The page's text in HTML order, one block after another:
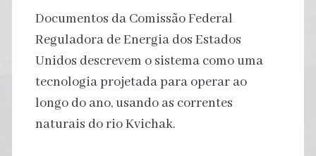
Documentos da Comissão Federal
Reguladora de Energia dos Estados
Unidos descrevem o sistema como uma
tecnologia projetada para operar ao
longo do ano, usando as correntes
naturais do rio Kvichak.